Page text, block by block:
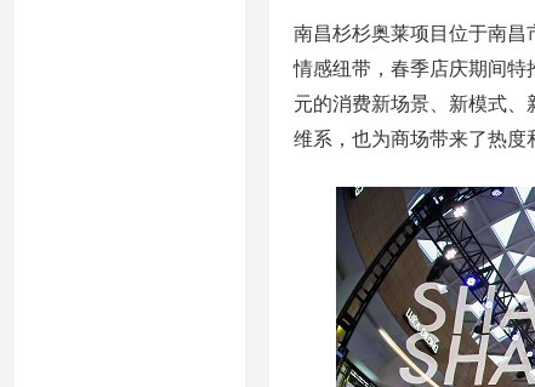
南昌杉杉奥莱项目位于南昌
情感纽带，春季店庆期间特
元的消费新场景、新模式
维系，也为商场带来了热度